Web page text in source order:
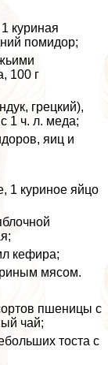
куриная
помидор;
100 г
грецкий),
1 ч. л. меда;
яиц и
1 куриное яйцо
кефира;
мясом.
пшеницы с
чай;
тоста с